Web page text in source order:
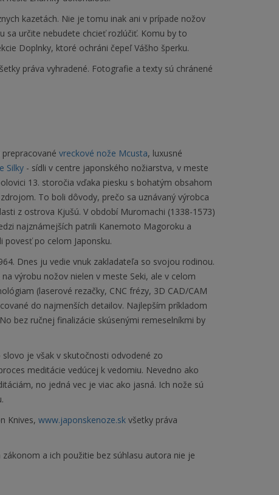
kazetách. Nie je tomu inak ani v prípade nožov
sa určite nebudete chcieť rozlúčiť. Komu by to
Doplnky, ktoré ochráni čepeľ Vášho šperku.
práva vyhradené. Fotografie a texty sú chránené
vreckové nože Mcusta, luxusné
Silky- sídli v centre japonského nožiarstva, v meste
13. storočia vďaka piesku s bohatým obsahom
To boli dôvody, prečo sa uznávaný výrobca
z ostrova Kjušú. V období Muromachi (1338-1573)
najznámejších patrili Kanemoto Magoroku a
povesť po celom Japonsku.
Dnes ju vedie vnuk zakladateľa so svojou rodinou.
výrobu nožov nielen v meste Seki, ale v celom
(laserové rezačky, CNC frézy, 3D CAD/CAM
do najmenších detailov. Najlepším príkladom
bez ručnej finalizácie skúsenými remeselníkmi by
je však v skutočnosti odvodené zo
meditácie vedúcej k vedomiu. Nevedno ako
no jedná vec je viac ako jasná. Ich nože sú
Knives, www.japonskenoze.skvšetky práva
a ich použitie bez súhlasu autora nie je